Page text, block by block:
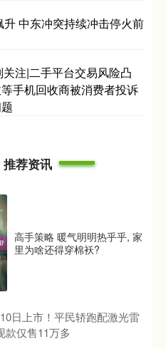
中东冲突持续冲击停火前
关注|二手平台交易风险凸
手机回收商被消费者投诉
推荐资讯
高手策略 暖气明明热乎乎, 家
里为啥还得穿棉袄?
日上市！平民轿跑配激光雷
款仅售11万多